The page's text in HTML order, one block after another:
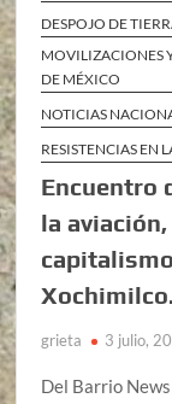
DESPOJO DE
MOVILIZACIONES
DE MÉXICO
NOTICIAS
RESISTENCIAS EN
Encuentro
la
grieta 3 julio,
Del Barrio